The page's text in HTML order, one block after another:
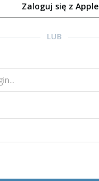
Zaloguj się z Apple
LUB